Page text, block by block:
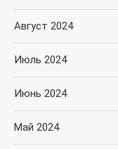
Август 2024
Июль 2024
Июнь 2024
Май 2024